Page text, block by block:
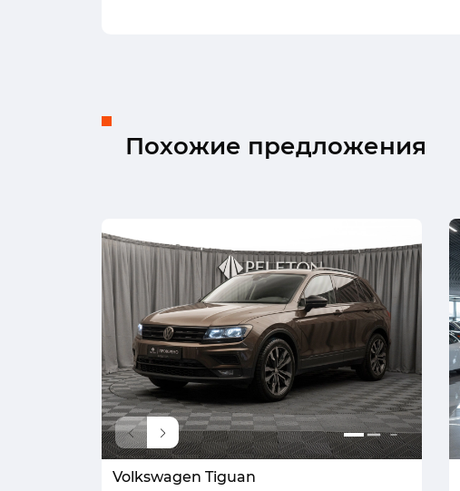
Похожие предложения
Volkswagen Tiguan